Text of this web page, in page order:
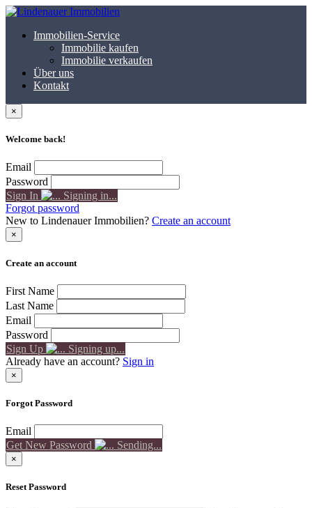
Immobilien-Service
Immobilie kaufen
Immobilie verkaufen
Über uns
Kontakt
×
Welcome back!
Email
Password
Sign In
Signing in...
Forgot password
New to Lindenauer Immobilien? Create an account
×
Create an account
First Name
Last Name
Email
Password
Sign Up
Signing up...
Already have an account? Sign in
×
Forgot Password
Email
Get New Password
Sending...
×
Reset Password